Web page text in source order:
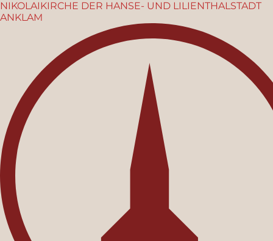
NIKOLAIKIRCHE DER HANSE- UND LILIENTHALSTADT
ANKLAM